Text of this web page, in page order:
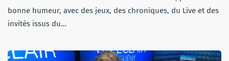
bonne humeur, avec des jeux, des chroniques, du Live et des
invités issus du…